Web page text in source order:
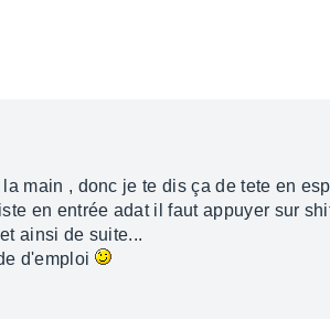
main , donc je te dis ça de tete en
en entrée adat il faut appuyer sur
ainsi de suite...
d'emploi